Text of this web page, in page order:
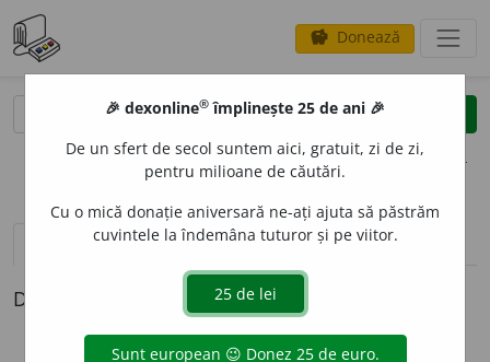
savings Donează
clear
opțiuni
definiții (1) pronunțievolume_up (29)
Definiția cu ID-ul 994380:
🎉 dexonline® împlinește 25 de ani 🎉
De un sfert de secol suntem aici, gratuit, zi de zi,
pentru milioane de căutări.
Cu o mică donație aniversară ne-ați ajuta să păstrăm
cuvintele la îndemâna tuturor și pe viitor.